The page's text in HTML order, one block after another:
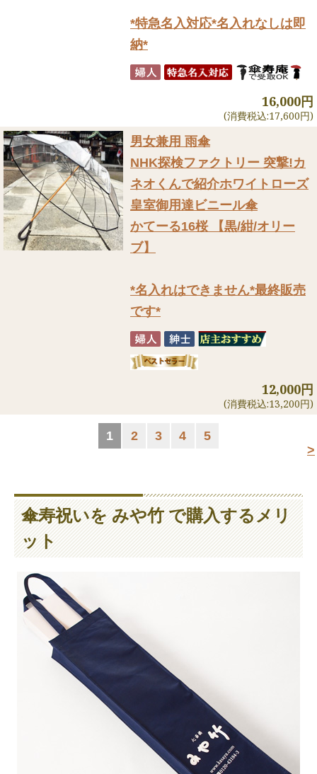
*特急名入対応*名入れなしは即
納*
16,000円
(消費税込:17,600円)
男女兼用 雨傘
NHK探検ファクトリー 突撃!カ
ネオくんで紹介ホワイトローズ
皇室御用達ビニール傘
かてーる16桜 【黒/紺/オリー
ブ】
*名入れはできません*最終販売
です*
12,000円
(消費税込:13,200円)
>
1 2 3 4 5
傘寿祝いを みや竹 で購入するメリ
ット